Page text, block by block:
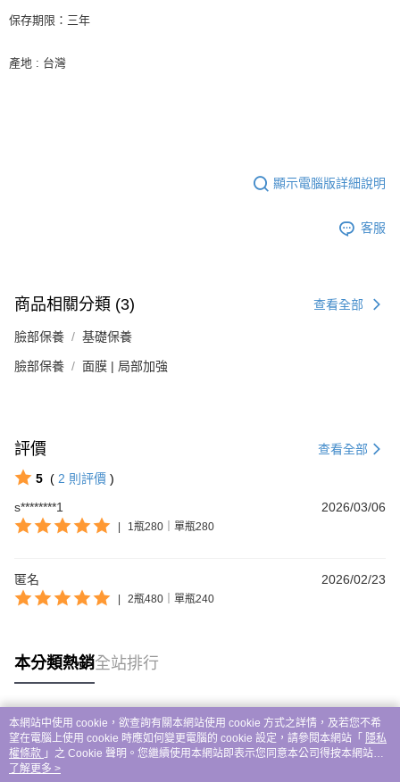
保存期限：三年
產地 : 台灣
顯示電腦版詳細說明
客服
商品相關分類 (3) 查看全部
臉部保養 基礎保養
臉部保養 面膜 | 局部加強
評價 查看全部
5 ( 2 則評價 )
s********1
2026/03/06
1瓶280｜單瓶280
匿名 2026/02/23
2瓶480｜單瓶240
本分類熱銷全站排行
熱門標籤
本網站中使用 cookie，欲查詢有關本網站使用 cookie 方式之詳情，及若您不希
望在電腦上使用 cookie 時應如何變更電腦的 cookie 設定，請參閱本網站「 隱私
權條款 」之 Cookie 聲明。您繼續使用本網站即表示您同意本公司得按本網站使
用條款之 Cookie 聲明使用 cookie。
了解更多 >